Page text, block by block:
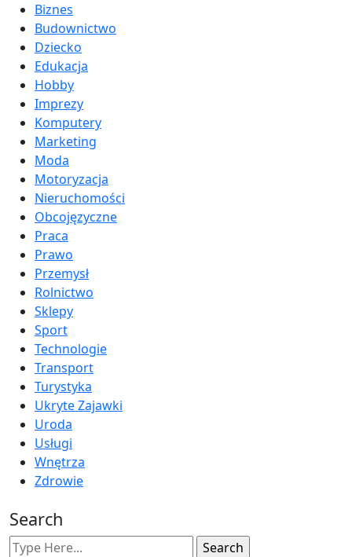
Biznes
Budownictwo
Dziecko
Edukacja
Hobby
Imprezy
Komputery
Marketing
Moda
Motoryzacja
Nieruchomości
Obcojęzyczne
Praca
Prawo
Przemysł
Rolnictwo
Sklepy
Sport
Technologie
Transport
Turystyka
Ukryte Zajawki
Uroda
Usługi
Wnętrza
Zdrowie
Search